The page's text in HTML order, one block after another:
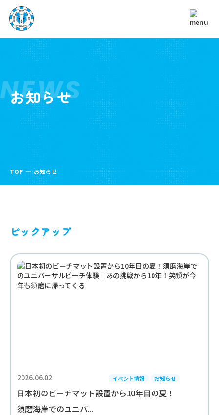
お知らせ
NEWS
TOP お知らせ
ピックアップ
2026.06.02 イベント情報 お知らせ
日本初のビーチマット設置から10年目の夏！
須磨海岸でのユニバ...